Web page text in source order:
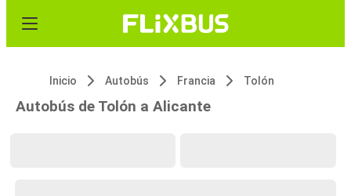
Inicio Autobús Francia Tolón
Autobús de Tolón a Alicante